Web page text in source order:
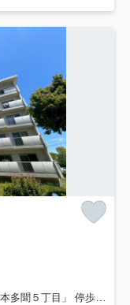
聞５丁目」 停歩1分